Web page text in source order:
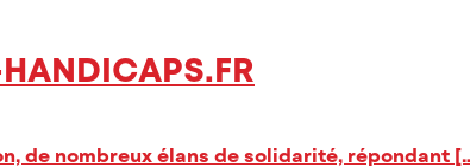
de nombreux élans de solidarité, répondant